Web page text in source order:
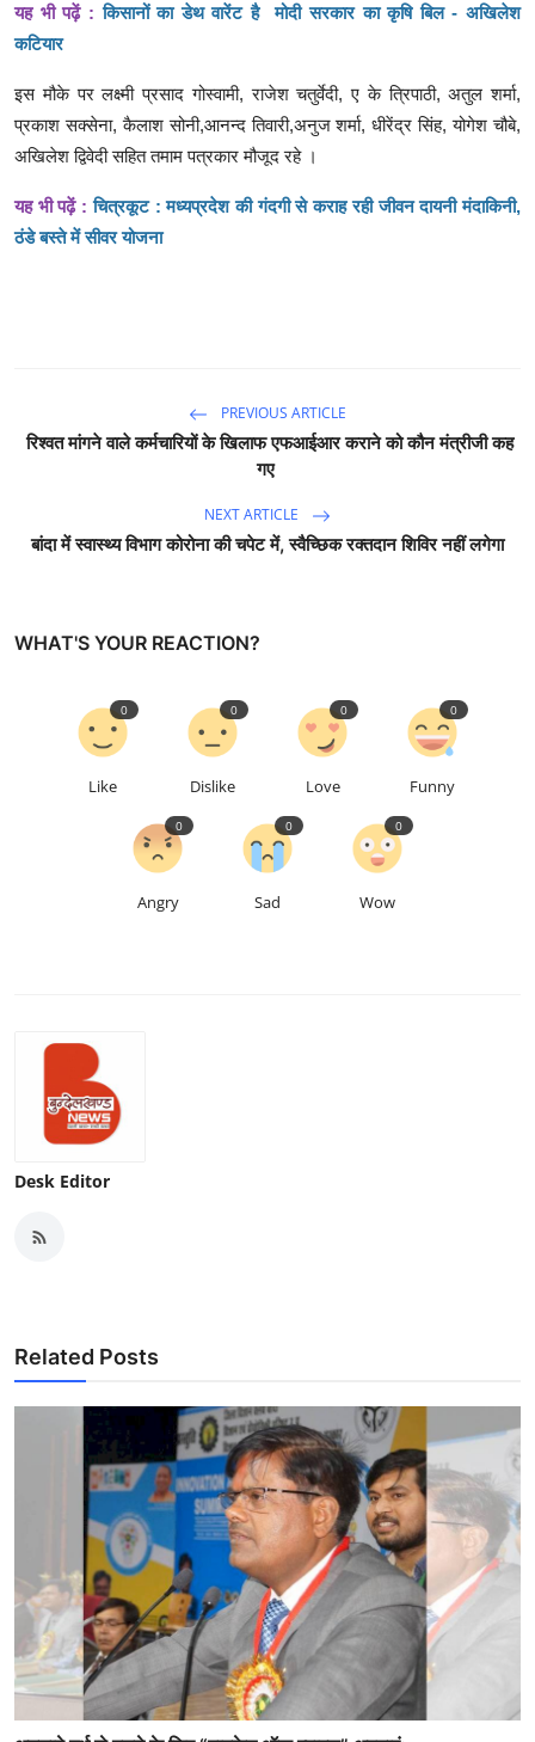
यह भी पढ़ें :किसानों का डेथ वारेंट है मोदी सरकार का कृषि बिल - अखिलेश
कटियार
इस मौके पर लक्ष्मी प्रसाद गोस्वामी, राजेश चतुर्वेदी, ए के त्रिपाठी, अतुल शर्मा,
प्रकाश सक्सेना, कैलाश सोनी,आनन्द तिवारी,अनुज शर्मा, धीरेंद्र सिंह, योगेश चौबे,
अखिलेश द्विवेदी सहित तमाम पत्रकार मौजूद रहे ।
यह भी पढ़ें : चित्रकूट : मध्यप्रदेश की गंदगी से कराह रही जीवन दायनी मंदाकिनी,
ठंडे बस्ते में सीवर योजना
PREVIOUS ARTICLE
रिश्वत मांगने वाले कर्मचारियों के खिलाफ एफआईआर कराने को कौन मंत्रीजी कह
गए
NEXT ARTICLE
बांदा में स्वास्थ्य विभाग कोरोना की चपेट में, स्वैच्छिक रक्तदान शिविर नहीं लगेगा
WHAT'S YOUR REACTION?
Like
0
Dislike
0
Love
0
Funny
0
Angry
0
Sad
0
Wow
0
Desk Editor
Related Posts